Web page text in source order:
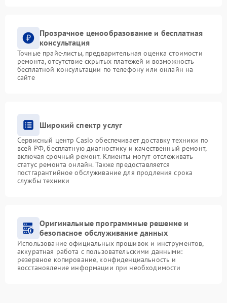
Прозрачное ценообразование и бесплатная
консультация
Точные прайс-листы, предварительная оценка стоимости
ремонта, отсутствие скрытых платежей и возможность
бесплатной консультации по телефону или онлайн на
сайте
Широкий спектр услуг
Сервисный центр Casio обеспечивает доставку техники по
всей РФ, бесплатную диагностику и качественный ремонт,
включая срочный ремонт. Клиенты могут отслеживать
статус ремонта онлайн. Также предоставляется
постгарантийное обслуживание для продления срока
службы техники
Оригинальные программные решение и
безопасное обслуживание данных
Использование официальных прошивок и инструментов,
аккуратная работа с пользовательскими данными:
резервное копирование, конфиденциальность и
восстановление информации при необходимости